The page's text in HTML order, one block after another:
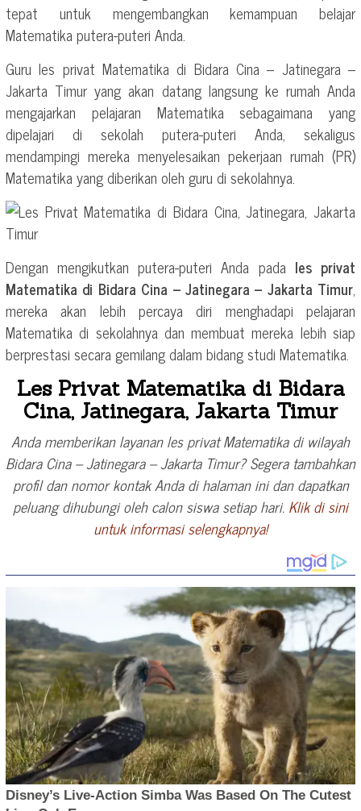
tepat untuk mengembangkan kemampuan belajar
Matematika putera-puteri Anda.
Guru les privat Matematika di Bidara Cina – Jatinegara –
Jakarta Timur yang akan datang langsung ke rumah Anda
mengajarkan pelajaran Matematika sebagaimana yang
dipelajari di sekolah putera-puteri Anda, sekaligus
mendampingi mereka menyelesaikan pekerjaan rumah (PR)
Matematika yang diberikan oleh guru di sekolahnya.
Dengan mengikutkan putera-puteri Anda pada les privat
Matematika di Bidara Cina – Jatinegara – Jakarta Timur,
mereka akan lebih percaya diri menghadapi pelajaran
Matematika di sekolahnya dan membuat mereka lebih siap
berprestasi secara gemilang dalam bidang studi Matematika.
Les Privat Matematika di Bidara
Cina, Jatinegara, Jakarta Timur
Anda memberikan layanan les privat Matematika di wilayah
Bidara Cina – Jatinegara – Jakarta Timur? Segera tambahkan
profil dan nomor kontak Anda di halaman ini dan dapatkan
peluang dihubungi oleh calon siswa setiap hari. Klik di sini
untuk informasi selengkapnya!